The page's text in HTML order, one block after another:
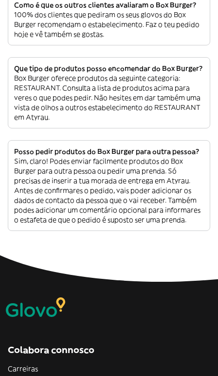
Como é que os outros clientes avaliaram o Box Burger?
100% dos clientes que pediram os seus glovos do Box
Burger recomendam o estabelecimento. Faz o teu pedido
hoje e vê também se gostas.
Que tipo de produtos posso encomendar do Box Burger?
Box Burger oferece produtos da seguinte categoria:
RESTAURANT. Consulta a lista de produtos acima para
veres o que podes pedir. Não hesites em dar também uma
vista de olhos a outros estabelecimento do RESTAURANT
em Atyrau.
Posso pedir produtos do Box Burger para outra pessoa?
Sim, claro! Podes enviar facilmente produtos do Box
Burger para outra pessoa ou pedir uma prenda. Só
precisas de inserir a tua morada de entrega em Atyrau.
Antes de confirmares o pedido, vais poder adicionar os
dados de contacto da pessoa que o vai receber. Também
podes adicionar um comentário opcional para informares
o estafeta de que o pedido é suposto ser uma prenda.
Colabora connosco
Carreiras